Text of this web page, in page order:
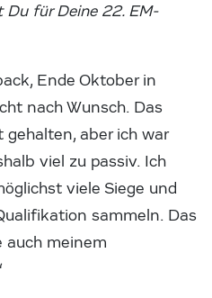
Du für Deine 22. EM-
Ende Oktober in
nach Wunsch. Das
aber ich war
viel zu passiv. Ich
viele Siege und
sammeln. Das
auch meinem